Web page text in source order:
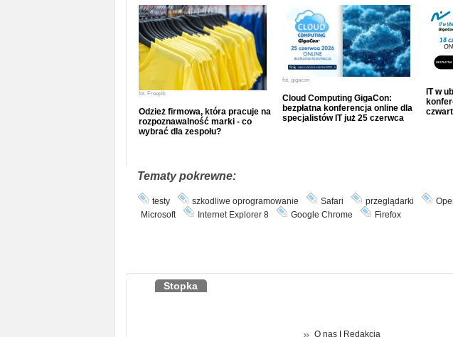
fot. Freepik
Odzież firmowa, która pracuje na
rozpoznawalność marki - co
wybrać dla zespołu?
fot. gigacon
Cloud Computing GigaCon:
bezpłatna konferencja online dla
specjalistów IT już 25 czerwca
IT w
Tematy pokrewne:
testy szkodliwe oprogramowanie Safari przeglądarki
Microsoft
Internet Explorer 8 Google Chrome Firefox
Stopka
O nas| Redakcja